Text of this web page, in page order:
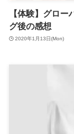
【体験】グロ
グ後の感想
2020年1月13日(Mon)